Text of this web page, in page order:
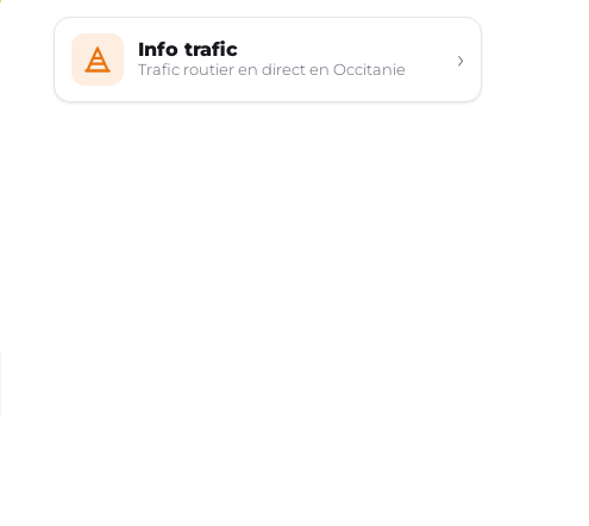
Info trafic
Trafic routier en direct en Occitanie ›